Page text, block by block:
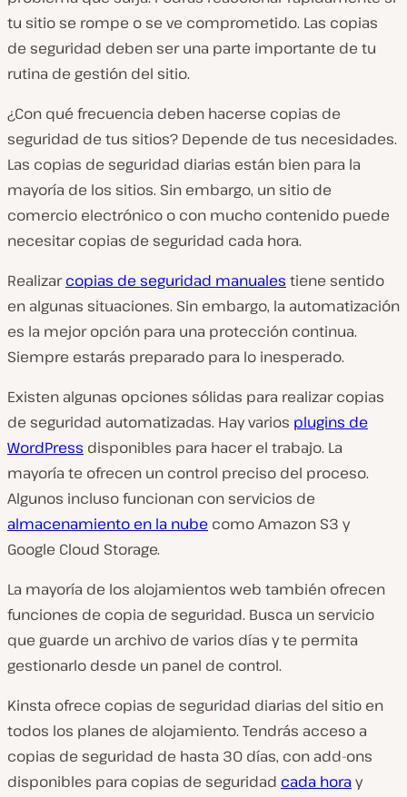
tu sitio se rompe o se ve comprometido. Las copias
de seguridad deben ser una parte importante de tu
rutina de gestión del sitio.
¿Con qué frecuencia deben hacerse copias de
seguridad de tus sitios? Depende de tus necesidades.
Las copias de seguridad diarias están bien para la
mayoría de los sitios. Sin embargo, un sitio de
comercio electrónico o con mucho contenido puede
necesitar copias de seguridad cada hora.
Realizarcopias de seguridad manuales tiene sentido
en algunas situaciones. Sin embargo, la automatización
es la mejor opción para una protección continua.
Siempre estarás preparado para lo inesperado.
Existen algunas opciones sólidas para realizar copias
de seguridad automatizadas. Hay varios plugins de
WordPress disponibles para hacer el trabajo. La
mayoría te ofrecen un control preciso del proceso.
Algunos incluso funcionan con servicios de
almacenamiento en la nube como Amazon S3 y
Google Cloud Storage.
La mayoría de los alojamientos web también ofrecen
funciones de copia de seguridad. Busca un servicio
que guarde un archivo de varios días y te permita
gestionarlo desde un panel de control.
Kinsta ofrece copias de seguridad diarias del sitio en
todos los planes de alojamiento. Tendrás acceso a
copias de seguridad de hasta 30 días, con add-ons
disponibles para copias de seguridad cada horay